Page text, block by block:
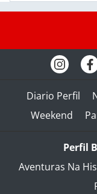
Diario Perfil
Weekend
Perfil
Aventuras Na